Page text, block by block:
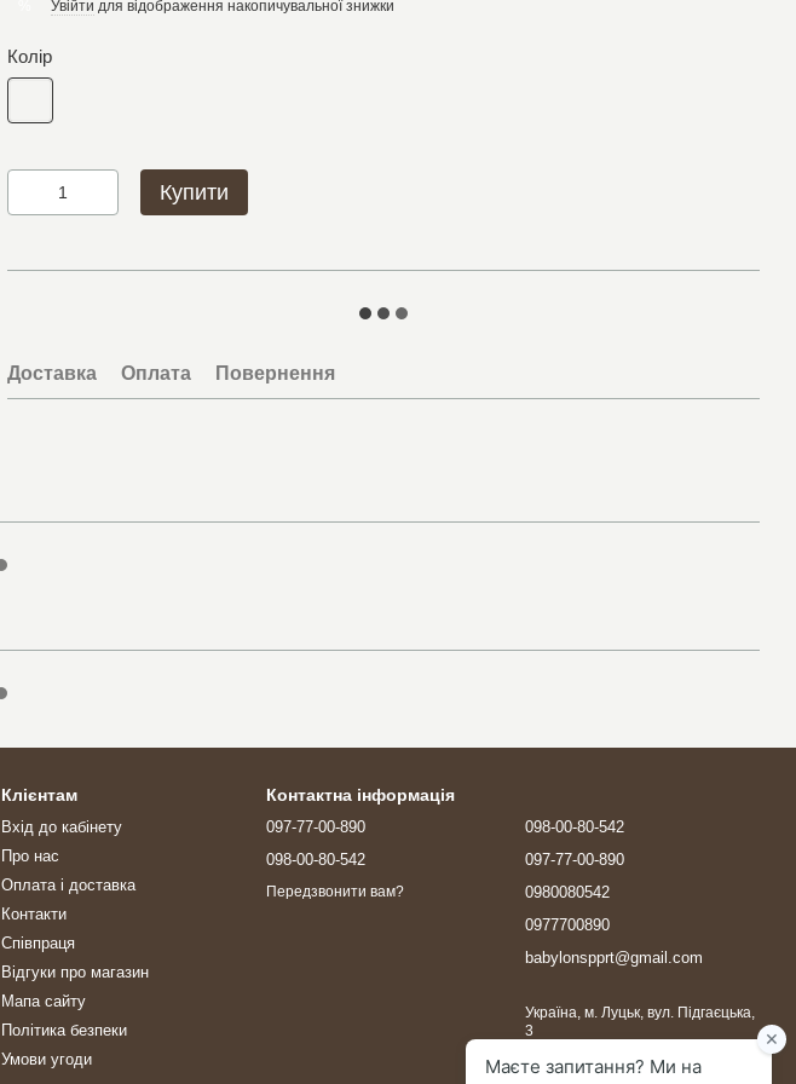
Увійти для відображення накопичувальної знижки
Колір
Купити
Доставка Оплата Повернення
Клієнтам
Вхід до кабінету
Про нас
Оплата і доставка
Контакти
Співпраця
Відгуки про магазин
Мапа сайту
Політика безпеки
Умови угоди
Контактна інформація
097-77-00-890
098-00-80-542
Передзвонити вам?
098-00-80-542
097-77-00-890
0980080542
0977700890
babylonspprt@gmail.com
Україна, м. Луцьк, вул. Підгаєцька,
3